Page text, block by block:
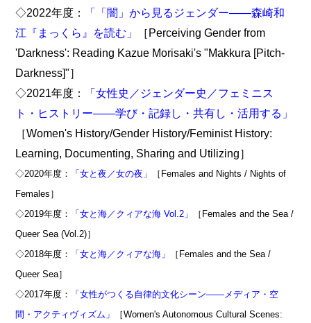
◇2022年度：
「「闇」から見るジェンダー――森崎和
江『まっくら』を読む」
［Perceiving Gender from
'Darkness': Reading Kazue Morisaki's "Makkura [Pitch-
Darkness]"］
◇2021年度：
「女性史／ジェンダー史／フェミニス
ト・ヒストリー――学び・記録し・共有し・活用する」
［Women's History/Gender History/Feminist History:
Learning, Documenting, Sharing and Utilizing］
◇2020年度： 「女と夜／女の夜」
［Females and Nights / Nights of
Females］
◇2019年度：
「女と海／クィアな海 Vol.2」
［Females and the Sea /
Queer Sea (Vol.2)］
◇2018年度：
「女と海／クィアな海」
［Females and the Sea /
Queer Sea］
◇2017年度：
「女性がつくる自律的文化シーン――メディア・空
間・アクティヴィズム」
［Women's Autonomous Cultural Scenes: